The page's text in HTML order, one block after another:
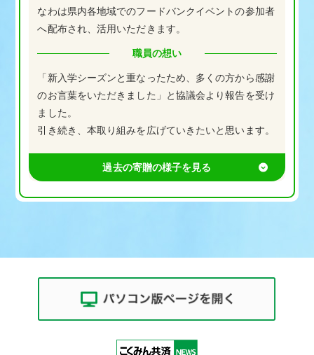
なわは県内各地域でのフードバンクイベントの参加者
へ配布され、活用いただきます。
職員の想い
「新入学シーズンと重なったため、多くの方から感謝
のお言葉をいただきました」と協議会より報告を受け
ました。
引き続き、本取り組みを広げていきたいと思います。